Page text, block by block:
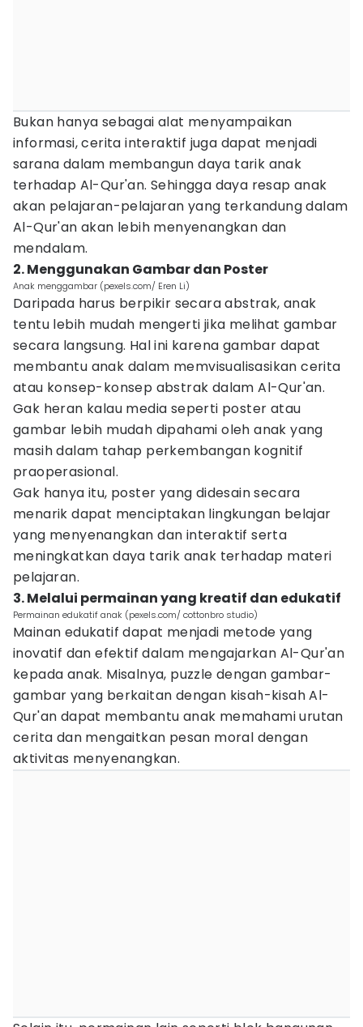
Bukan hanya sebagai alat menyampaikan
informasi, cerita interaktif juga dapat menjadi
sarana dalam membangun daya tarik anak
terhadap Al-Qur'an. Sehingga daya resap anak
akan pelajaran-pelajaran yang terkandung dalam
Al-Qur'an akan lebih menyenangkan dan
mendalam.
2. Menggunakan Gambar dan Poster
Anak menggambar (pexels.com/ Eren Li)
Daripada harus berpikir secara abstrak, anak
tentu lebih mudah mengerti jika melihat gambar
secara langsung. Hal ini karena gambar dapat
membantu anak dalam memvisualisasikan cerita
atau konsep-konsep abstrak dalam Al-Qur'an.
Gak heran kalau media seperti poster atau
gambar lebih mudah dipahami oleh anak yang
masih dalam tahap perkembangan kognitif
praoperasional.
Gak hanya itu, poster yang didesain secara
menarik dapat menciptakan lingkungan belajar
yang menyenangkan dan interaktif serta
meningkatkan daya tarik anak terhadap materi
pelajaran.
3. Melalui permainan yang kreatif dan edukatif
Permainan edukatif anak (pexels.com/ cottonbro studio)
Mainan edukatif dapat menjadi metode yang
inovatif dan efektif dalam mengajarkan Al-Qur'an
kepada anak. Misalnya, puzzle dengan gambar-
gambar yang berkaitan dengan kisah-kisah Al-
Qur'an dapat membantu anak memahami urutan
cerita dan mengaitkan pesan moral dengan
aktivitas menyenangkan.